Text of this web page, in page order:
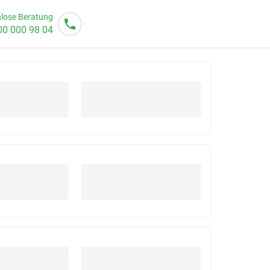
Beratung
000 98 04